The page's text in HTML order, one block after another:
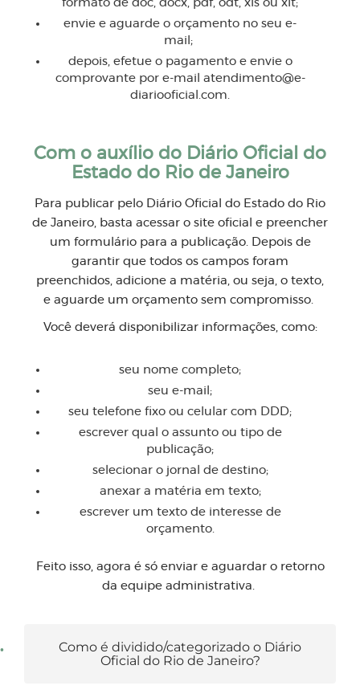
formato de doc, docx, pdf, odt, xls ou xlt;
envie e aguarde o orçamento no seu e-
mail;
depois, efetue o pagamento e envie o
comprovante por e-mail atendimento@e-
diariooficial.com.
Com o auxílio do Diário Oficial do
Estado do Rio de Janeiro
Para publicar pelo Diário Oficial do Estado do Rio
de Janeiro, basta acessar o site oficial e preencher
um formulário para a publicação. Depois de
garantir que todos os campos foram
preenchidos, adicione a matéria, ou seja, o texto,
e aguarde um orçamento sem compromisso.
Você deverá disponibilizar informações, como:
seu nome completo;
seu e-mail;
seu telefone fixo ou celular com DDD;
escrever qual o assunto ou tipo de
publicação;
selecionar o jornal de destino;
anexar a matéria em texto;
escrever um texto de interesse de
orçamento.
Feito isso, agora é só enviar e aguardar o retorno
da equipe administrativa.
Como é dividido/categorizado o Diário
Oficial do Rio de Janeiro?